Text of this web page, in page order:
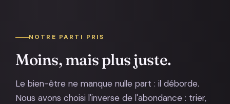
NOTRE PARTI PRIS
Moins, mais plus juste.
Le bien-être ne manque nulle part : il déborde.
Nous avons choisi l'inverse de l'abondance : trier,